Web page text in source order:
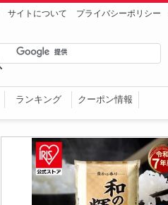
サイトについて プライバシーポリシー
ランキング クーポン情報